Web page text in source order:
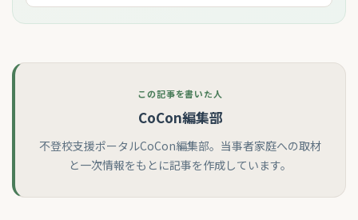
この記事を書いた人
CoCon編集部
不登校支援ポータルCoCon編集部。当事者家庭への取材
と一次情報をもとに記事を作成しています。